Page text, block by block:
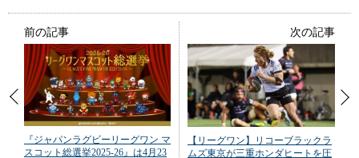
前の記事
『ジャパンラグビーリーグワン マ
スコット総選挙2025-26』は4月23
次の記事
【リーグワン】リコーブラックラ
ムズ東京が三重ホンダヒートを圧